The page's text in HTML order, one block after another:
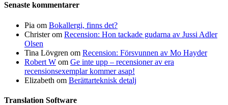
Senaste kommentarer
Pia om Bokallergi, finns det?
Christerom Recension: Hon tackade gudarna av Jussi Adler
Olsen
Tina Lövgren om Recension: Försvunnen av Mo Hayder
Robert W om Ge inte upp – recensioner av era
recensionsexemplar kommer asap!
Elizabeth om Berättarteknisk detalj
Translation Software